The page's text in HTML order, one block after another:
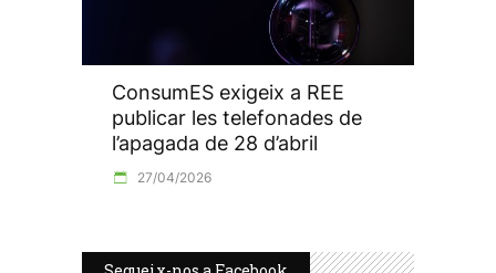
ConsumES exigeix a REE
publicar les telefonades de
l’apagada de 28 d’abril
27/04/2026